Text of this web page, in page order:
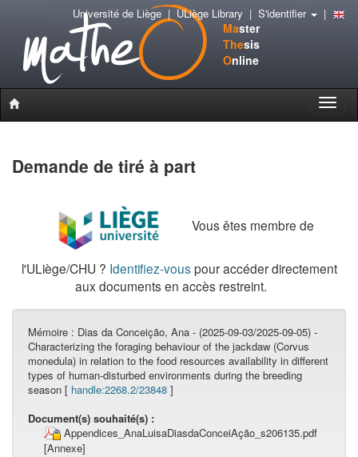
Master
Thesis
Online
Toggle
Université de Liège|ULiège Library | S'identifier |
Demande de tiré à part
Vous êtes membre de
l'ULiège/CHU ? Identifiez-vous pour accéder directement
aux documents en accès restreint.
Mémoire : Dias da Conceição, Ana - (2025-09-03/2025-09-05) -
Characterizing the foraging behaviour of the jackdaw (Corvus
monedula) in relation to the food resources availability in different
types of human-disturbed environments during the breeding
season [ handle:2268.2/23848 ]
Document(s) souhaité(s) :
Appendices_AnaLuisaDiasdaConceiAção_s206135.pdf
[Annexe]